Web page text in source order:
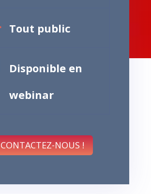
Tout public
Disponible en
webinar
CONTACTEZ-NOUS !